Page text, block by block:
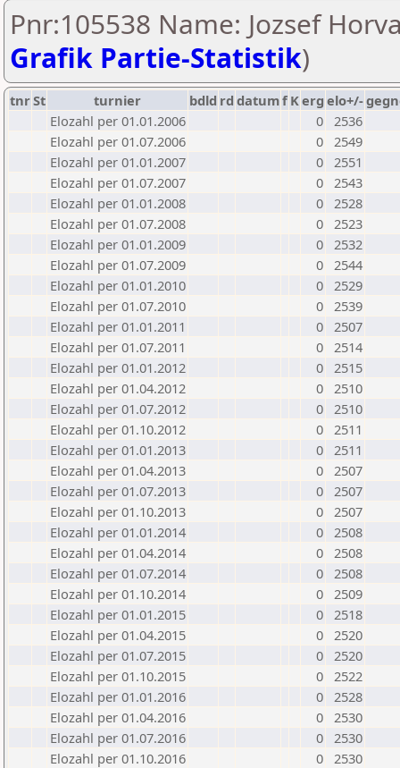
Pnr:105538 Name: Jozsef
Grafik Partie-Statistik)
tnrSt turnier bdld rd datumf Kerg elo+/-
Elozahl per 01.01.2006
0 2536
Elozahl per 01.07.2006
0 2549
Elozahl per 01.01.2007
0 2551
Elozahl per 01.07.2007
0 2543
Elozahl per 01.01.2008
0 2528
Elozahl per 01.07.2008
0 2523
Elozahl per 01.01.2009
0 2532
Elozahl per 01.07.2009
0 2544
Elozahl per 01.01.2010
0 2529
Elozahl per 01.07.2010
0 2539
Elozahl per 01.01.2011
0 2507
Elozahl per 01.07.2011
0 2514
Elozahl per 01.01.2012
0 2515
Elozahl per 01.04.2012
0 2510
Elozahl per 01.07.2012
0 2510
Elozahl per 01.10.2012
0 2511
Elozahl per 01.01.2013
0 2511
Elozahl per 01.04.2013
0 2507
Elozahl per 01.07.2013
0 2507
Elozahl per 01.10.2013
0 2507
Elozahl per 01.01.2014
0 2508
Elozahl per 01.04.2014
0 2508
Elozahl per 01.07.2014
0 2508
Elozahl per 01.10.2014
0 2509
Elozahl per 01.01.2015
0 2518
Elozahl per 01.04.2015
0 2520
Elozahl per 01.07.2015
0 2520
Elozahl per 01.10.2015
0 2522
Elozahl per 01.01.2016
0 2528
Elozahl per 01.04.2016
0 2530
Elozahl per 01.07.2016
0 2530
Elozahl per 01.10.2016
0 2530